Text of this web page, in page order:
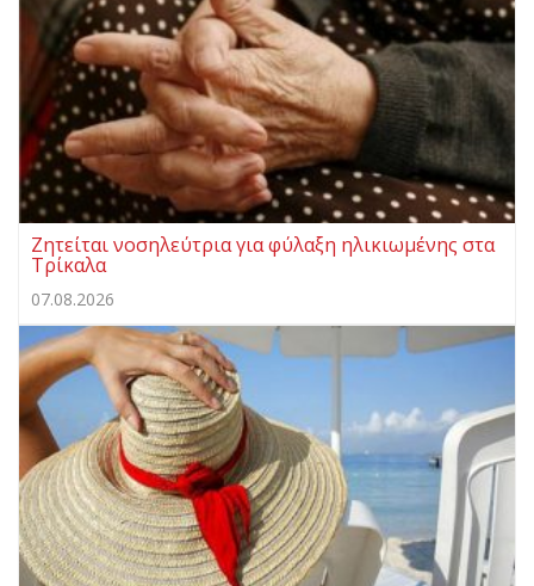
Ζητείται νοσηλεύτρια για φύλαξη ηλικιωμένης στα
Τρίκαλα
07.08.2026